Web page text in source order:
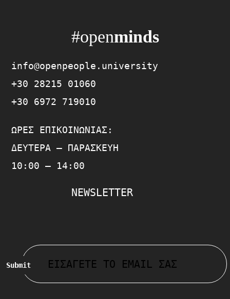
#openminds
info@openpeople.university
+30 28215 01060
+30 6972 719010
ΏΡΕΣ ΕΠΙΚΟΙΝΩΝΊΑΣ:
ΔΕΥΤΈΡΑ – ΠΑΡΑΣΚΕΥΉ
10:00 – 14:00
NEWSLETTER
Submit